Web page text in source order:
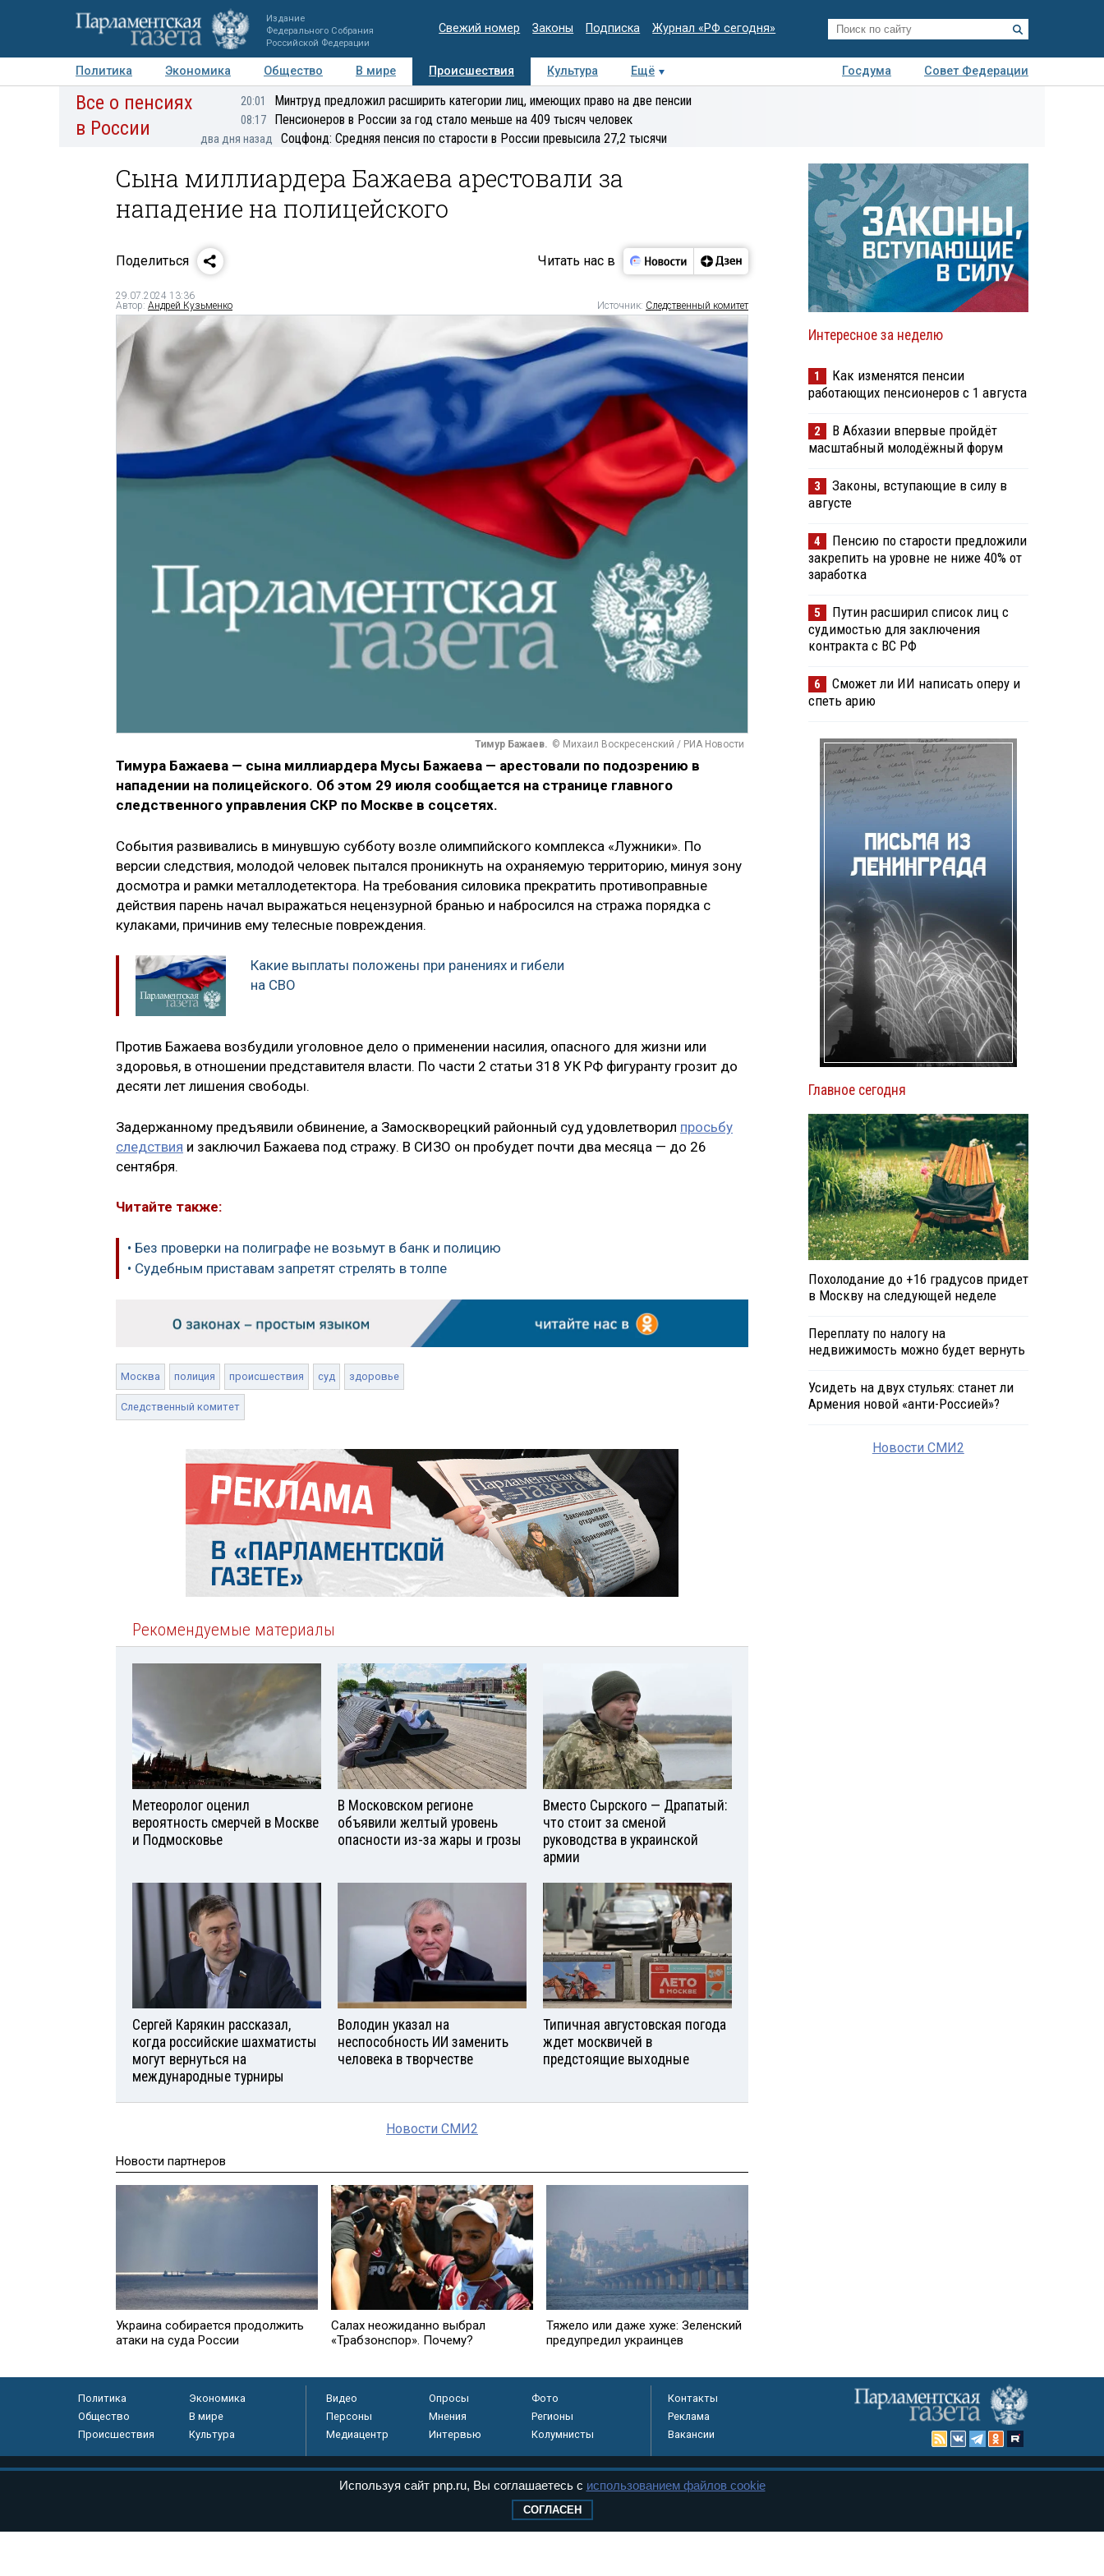
Издание
Федерального Собрания
Российской Федерации
Свежий номер Законы Подписка Журнал «РФ сегодня»
Политика Экономика Общество В мире Происшествия Культура Ещё Госдума
Совет Федерации
Авторы Персоны Мнения Регионы Медиацентр Интервью Колумнисты
Деловая
Все о пенсиях
в России
20:01 Минтруд предложил расширить категории лиц, имеющих право на две пенсии
08:17 Пенсионеров в России за год стало меньше на 409 тысяч человек
два дня назад Соцфонд: Средняя пенсия по старости в России превысила 27,2 тысячи
Сына миллиардера Бажаева арестовали за
нападение на полицейского
Поделиться Читать нас в
29.07.2024 13:36
Автор: Андрей Кузьменко Источник: Следственный комитет
Тимур Бажаев. © Михаил Воскресенский / РИА Новости
Тимура Бажаева — сына миллиардера Мусы Бажаева — арестовали по подозрению в
нападении на полицейского. Об этом 29 июля сообщается на странице главного
следственного управления СКР по Москве в соцсетях.
События развивались в минувшую субботу возле олимпийского комплекса «Лужники». По
версии следствия, молодой человек пытался проникнуть на охраняемую территорию, минуя зону
досмотра и рамки металлодетектора. На требования силовика прекратить противоправные
действия парень начал выражаться нецензурной бранью и набросился на стража порядка с
кулаками, причинив ему телесные повреждения.
Какие выплаты положены при ранениях и гибели
на СВО
Против Бажаева возбудили уголовное дело о применении насилия, опасного для жизни или
здоровья, в отношении представителя власти. По части 2 статьи 318 УК РФ фигуранту грозит до
десяти лет лишения свободы.
Задержанному предъявили обвинение, а Замоскворецкий районный суд удовлетворил просьбу
следствия и заключил Бажаева под стражу. В СИЗО он пробудет почти два месяца — до 26
сентября.
Читайте также:
• Без проверки на полиграфе не возьмут в банк и полицию
• Судебным приставам запретят стрелять в толпе
Москва полиция происшествия суд здоровье
Следственный комитет
Рекомендуемые материалы
Метеоролог оценил
вероятность смерчей в Москве
и Подмосковье
В Московском регионе
объявили желтый уровень
опасности из-за жары и грозы
Вместо Сырского — Драпатый:
что стоит за сменой
руководства в украинской
армии
Сергей Карякин рассказал,
когда российские шахматисты
могут вернуться на
международные турниры
Володин указал на
неспособность ИИ заменить
человека в творчестве
Типичная августовская погода
ждет москвичей в
предстоящие выходные
Новости СМИ2
Новости партнеров
Украина собирается продолжить
атаки на суда России
Салах неожиданно выбрал
«Трабзонспор». Почему?
Тяжело или даже хуже: Зеленский
предупредил украинцев
Интересное за неделю
1
Как изменятся пенсии
работающих пенсионеров с 1 августа
2
В Абхазии впервые пройдёт
масштабный молодёжный форум
3
Законы, вступающие в силу в
августе
4
Пенсию по старости предложили
закрепить на уровне не ниже 40% от
заработка
5
Путин расширил список лиц с
судимостью для заключения
контракта с ВС РФ
6
Сможет ли ИИ написать оперу и
спеть арию
Главное сегодня
Похолодание до +16 градусов придет
в Москву на следующей неделе
Переплату по налогу на
недвижимость можно будет вернуть
Усидеть на двух стульях: станет ли
Армения новой «анти-Россией»?
Новости СМИ2
Политика
Экономика
Общество
В мире
Происшествия
Культура
Видео Опросы
Фото
Персоны
Мнения
Регионы
Медиацентр
Интервью Колумнисты
Контакты
Реклама
Вакансии
массовых коммуникаций (Роскомнадзор) 05 августа 2011 года. 18+
Используя сайт pnp.ru, Вы соглашаетесь с использованием файлов cookie
СОГЛАСЕН